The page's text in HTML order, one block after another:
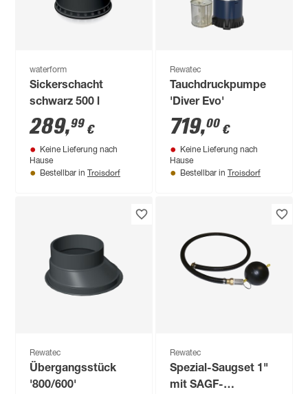
waterform
Sickerschacht
schwarz 500 l
289,99 €
Keine Lieferung nach
Hause
Bestellbar in Troisdorf
Rewatec
Tauchdruckpumpe
'Diver Evo'
719,00 €
Keine Lieferung nach
Hause
Bestellbar in Troisdorf
Rewatec
Übergangsstück
'800/600'
Rewatec
Spezial-Saugset 1"
mit SAGF-